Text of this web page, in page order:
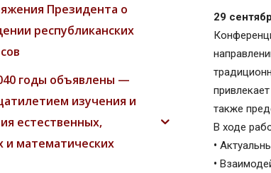
29
также
В ходе
•
•
Президента о
республиканских
годы объявлены —
изучения и
естественных,
и математических